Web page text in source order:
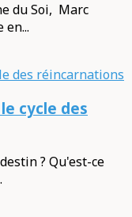
du Soi, Marc
cycle des
? Qu'est-ce